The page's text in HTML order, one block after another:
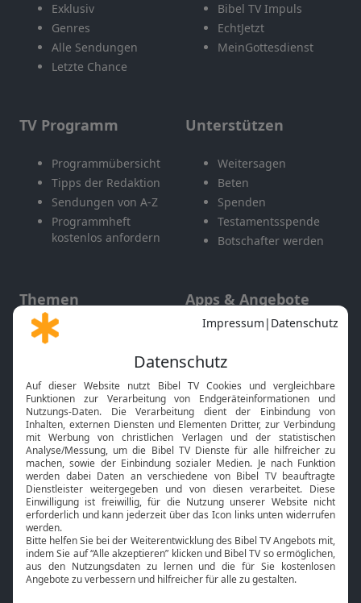
Exklusiv
Genres
Alle Sendungen
Letzte Chance
Bibel TV Impuls
EchtJetzt
MeinGottesdienst
TV Programm
Programmübersicht
Tipps der Redaktion
Sendungen von A-Z
Programmheft
kostenlos anfordern
Unterstützen
Weitersagen
Beten
Spenden
Testamentsspende
Botschafter werden
Themen
Gott und Bibel erklärt
Neuigkeiten
Apps & Angebote
Mobile App
Smart TV
HbbTV
Bibelthek Online-Bibel
Nächster Gottesdienst
Bibel TV
Über uns
Jobs
Service
Kontakt
TV-Empfang